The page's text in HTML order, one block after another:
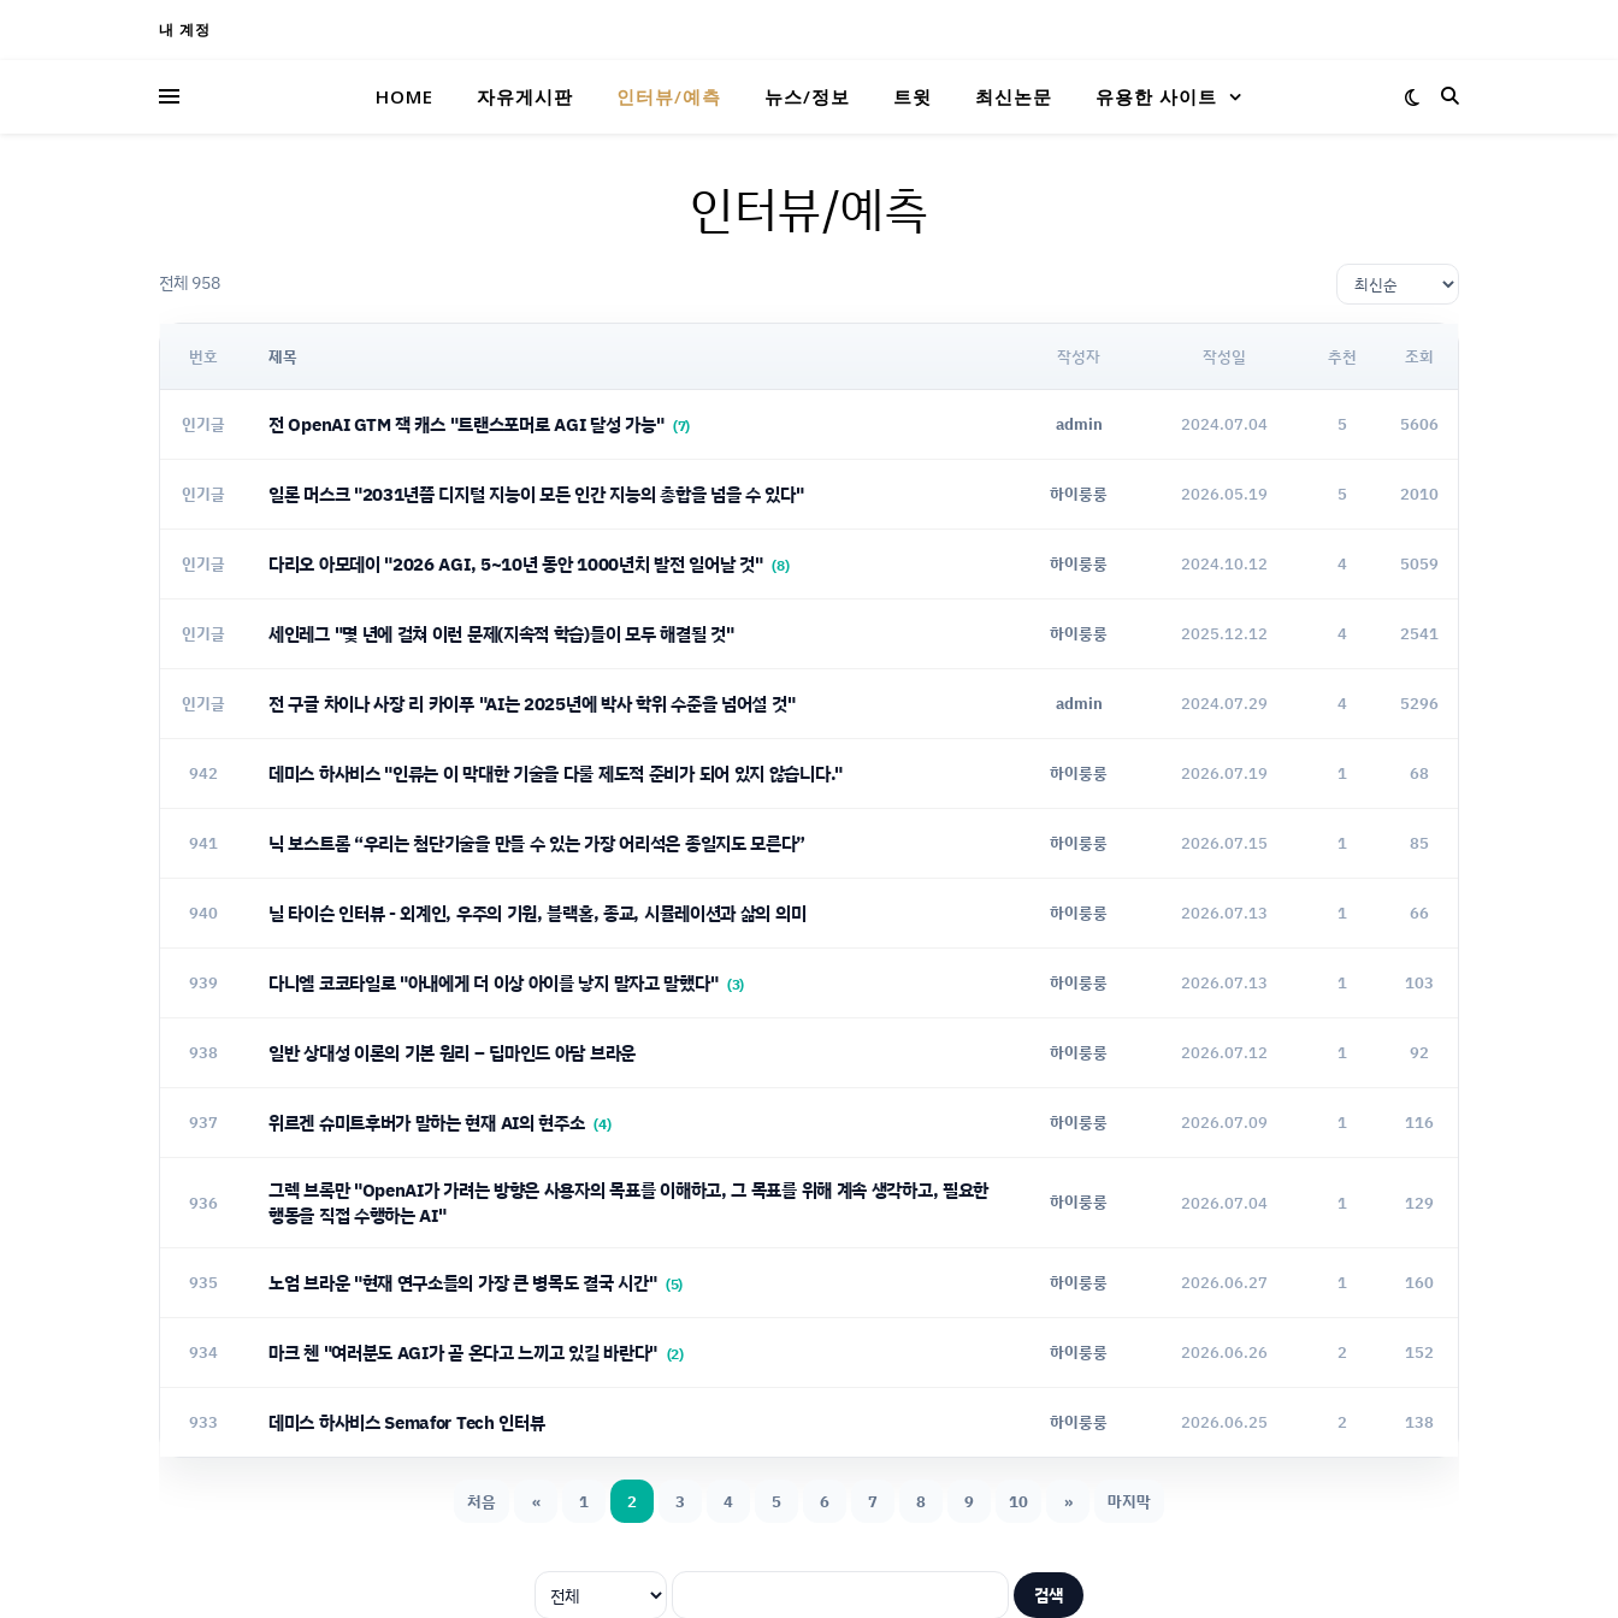
내 계정
HOME 자유게시판 인터뷰/예측 뉴스/정보 트윗 최신논문 유용한 사이트
인터뷰/예측
전체 958
번호 제목 작성자 작성일 추천 조회
인기글 전 OpenAI GTM 잭 캐스 "트랜스포머로 AGI 달성 가능" (7) admin 2024.07.04 5 5606
인기글 일론 머스크 "2031년쯤 디지털 지능이 모든 인간 지능의 총합을 넘을 수 있다" 하이룽룽 2026.05.19 5 2010
인기글 다리오 아모데이 "2026 AGI, 5~10년 동안 1000년치 발전 일어날 것" (8) 하이룽룽 2024.10.12 4 5059
인기글 세인레그 "몇 년에 걸쳐 이런 문제(지속적 학습)들이 모두 해결될 것" 하이룽룽 2025.12.12 4 2541
인기글 전 구글 차이나 사장 리 카이푸 "AI는 2025년에 박사 학위 수준을 넘어설 것" admin 2024.07.29 4 5296
942 데미스 하사비스 "인류는 이 막대한 기술을 다룰 제도적 준비가 되어 있지 않습니다." 하이룽룽 2026.07.19 1 68
941 닉 보스트롬 “우리는 첨단기술을 만들 수 있는 가장 어리석은 종일지도 모른다” 하이룽룽 2026.07.15 1 85
940 닐 타이슨 인터뷰 - 외계인, 우주의 기원, 블랙홀, 종교, 시뮬레이션과 삶의 의미 하이룽룽 2026.07.13 1 66
939 다니엘 코코타일로 "아내에게 더 이상 아이를 낳지 말자고 말했다" (3) 하이룽룽 2026.07.13 1 103
938 일반 상대성 이론의 기본 원리 – 딥마인드 아담 브라운 하이룽룽 2026.07.12 1 92
937 위르겐 슈미트후버가 말하는 현재 AI의 현주소 (4) 하이룽룽 2026.07.09 1 116
936
그렉 브록만 "OpenAI가 가려는 방향은 사용자의 목표를 이해하고, 그 목표를 위해 계속 생각하고, 필요한
행동을 직접 수행하는 AI"
하이룽룽 2026.07.04 1 129
935 노엄 브라운 "현재 연구소들의 가장 큰 병목도 결국 시간" (5) 하이룽룽 2026.06.27 1 160
934 마크 첸 "여러분도 AGI가 곧 온다고 느끼고 있길 바란다" (2) 하이룽룽 2026.06.26 2 152
933 데미스 하사비스 Semafor Tech 인터뷰 하이룽룽 2026.06.25 2 138
처음 « 1 2 3 4 5 6 7 8 9 10 » 마지막
검색